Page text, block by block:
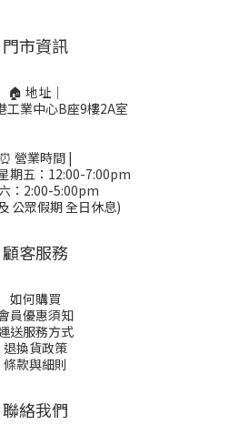
門市資訊
🏠 地址｜
工業中心B座9樓2A室
⏰ 營業時間 |
期五：12:00-7:00pm
：2:00-5:00pm
公眾假期 全日休息)
顧客服務
如何購買
員優惠須知
送服務方式
退換貨政策
條款與細則
聯絡我們